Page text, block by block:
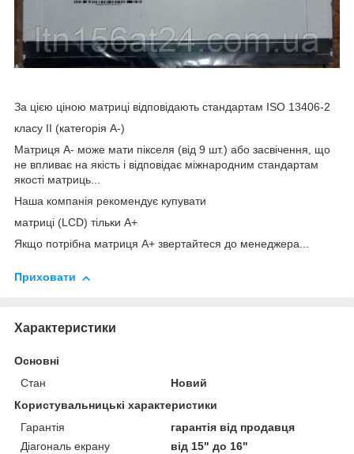
За цією ціною матриці відповідають стандартам ISO 13406-2
класу II (категорія А-)
Матриця А- може мати пікселя (від 9 шт.) або засвічення, що
не впливає на якість і відповідає міжнародним стандартам
якості матриць...
Наша компанія рекомендує купувати
матриці (LCD) тільки А+
Якщо потрібна матриця А+ звертайтеся до менеджера...
Приховати
Характеристики
Основні
Стан
Новий
Користувальницькі характеристики
Гарантія
гарантія від продавця
Діагональ екрану
від 15" до 16"